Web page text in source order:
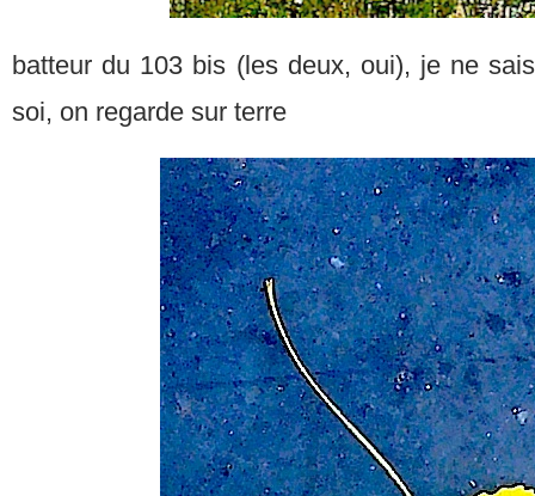
batteur du 103 bis (les deux, oui), je ne
soi, on regarde sur terre